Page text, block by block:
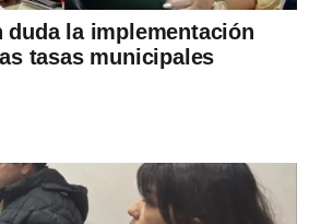
duda la implementación
tasas municipales